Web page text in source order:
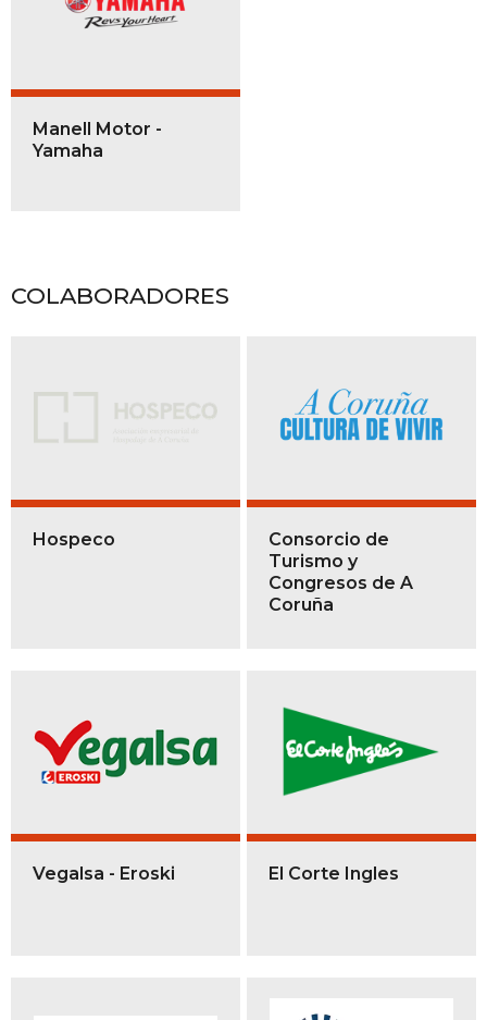
Manell Motor -
Yamaha
COLABORADORES
Hospeco
Consorcio de
Turismo y
Congresos de A
Coruña
Vegalsa - Eroski El Corte Ingles